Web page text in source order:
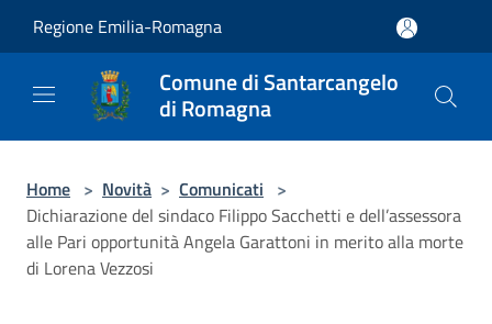
Regione Emilia-Romagna
Comune di Santarcangelo
di Romagna
Home > Novità > Comunicati >
Dichiarazione del sindaco Filippo Sacchetti e dell’assessora
alle Pari opportunità Angela Garattoni in merito alla morte
di Lorena Vezzosi